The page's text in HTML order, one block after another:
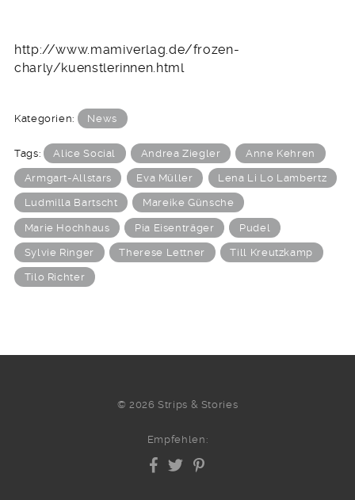
http://www.mamiverlag.de/frozen-
charly/kuenstlerinnen.html
Kategorien: News
Tags: Alice Social Andrea Ziegler Anne Kehren
Armgart-Allstars Eva Müller Lena Li Lo Lambertz
Ludmilla Bartscht Mareike Günsche
Marie Hochhaus Pia Eisenträger Pudel
Sylvie Ringer Therese Lettner Till Kreutzkamp
Tilo Richter
© 2026 Strips & Stories
Empfehlen: